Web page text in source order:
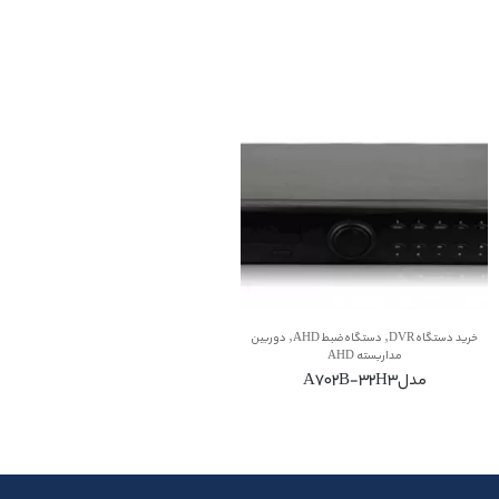
خرید دستگاه DVR ,دستگاه ضبط AHD ,دوربین
مداربسته AHD
مدلA702B-32H3